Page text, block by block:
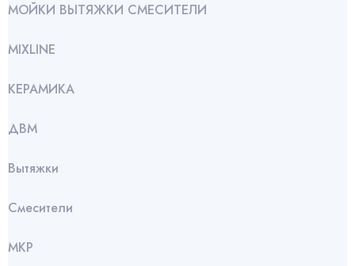
МОЙКИ ВЫТЯЖКИ СМЕСИТЕЛИ
МIXLINE
КЕРАМИКА
ДВМ
Вытяжки
Смесители
МКР